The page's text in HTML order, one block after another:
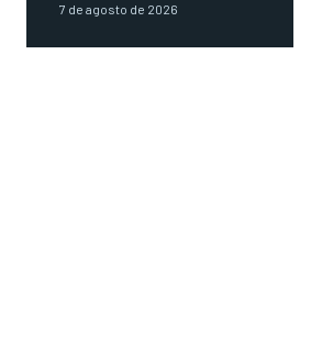
7 de agosto de 2026